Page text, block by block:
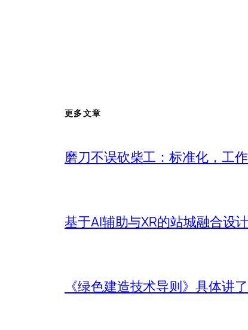
更多文章
磨刀不误砍柴工：标准化，工
基于AI辅助与XR的站城融合设
《绿色建造技术导则》具体讲